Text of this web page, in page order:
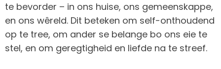
te bevorder – in ons huise, ons gemeenskappe,
en ons wêreld. Dit beteken om self-onthoudend
op te tree, om ander se belange bo ons eie te
stel, en om geregtigheid en liefde na te streef.